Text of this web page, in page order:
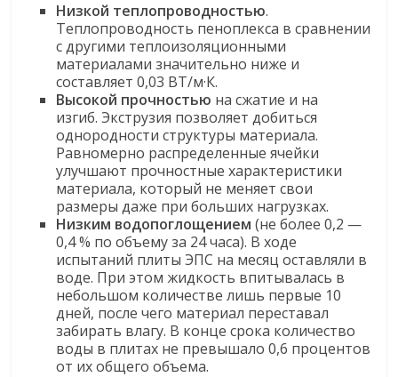
Низкой теплопроводностью.
Теплопроводность пеноплекса в сравнении
с другими теплоизоляционными
материалами значительно ниже и
составляет 0,03 ВТ/м·К.
Высокой прочностью на сжатие и на
изгиб. Экструзия позволяет добиться
однородности структуры материала.
Равномерно распределенные ячейки
улучшают прочностные характеристики
материала, который не меняет свои
размеры даже при больших нагрузках.
Низким водопоглощением (не более 0,2 —
0,4 % по объему за 24 часа). В ходе
испытаний плиты ЭПС на месяц оставляли в
воде. При этом жидкость впитывалась в
небольшом количестве лишь первые 10
дней, после чего материал переставал
забирать влагу. В конце срока количество
воды в плитах не превышало 0,6 процентов
от их общего объема.